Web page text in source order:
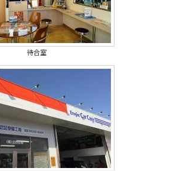
待合室